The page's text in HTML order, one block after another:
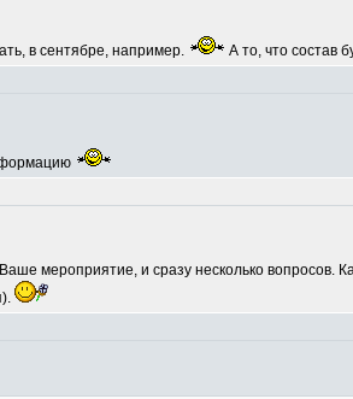
в сентябре, например. А то, что состав
мероприятие, и сразу несколько